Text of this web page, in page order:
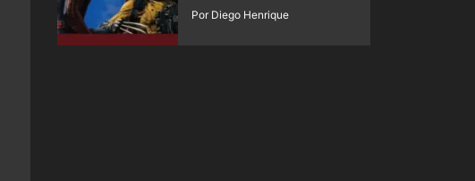
Homem-Aranha de
Por Diego Henrique